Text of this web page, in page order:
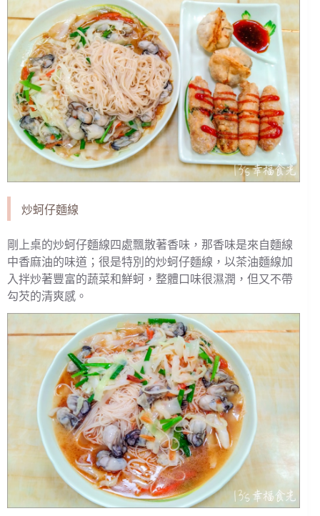
炒蚵仔麵線
剛上桌的炒蚵仔麵線四處飄散著香味，那香味是來自麵線
中香麻油的味道；很是特別的炒蚵仔麵線，以茶油麵線加
入拌炒著豐富的蔬菜和鮮蚵，整體口味很濕潤，但又不帶
勾芡的清爽感。